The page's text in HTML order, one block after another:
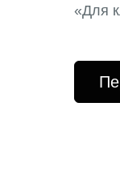
«Для